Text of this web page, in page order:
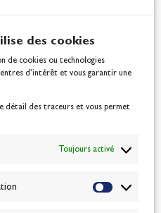
des cookies
de cookies ou technologies
d’intérêt et vous garantir une
détail des traceurs et vous permet
Toujours activé